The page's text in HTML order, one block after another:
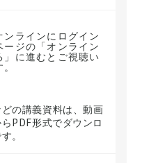
ンラインにログイン
ージの「オンライン
」に進むとご視聴い
の講義資料は、動画
PDF形式でダウンロ
。